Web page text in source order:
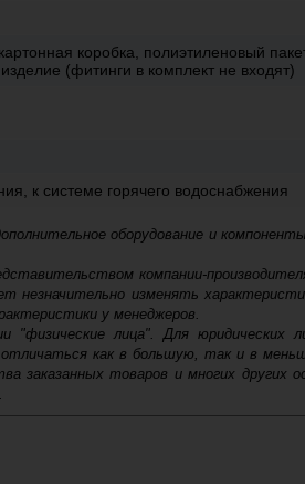
коробка, полиэтиленовый
(фитинги в комплект не входят)
к системе горячего водоснабжения
оборудование и
компании-
незначительно изменять
у менеджеров.
"физические лица". Для юридических
как в большую, так и в
заказанных товаров и многих других